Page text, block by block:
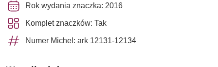
Rok wydania znaczka: 2016
Komplet znaczków: Tak
Numer Michel: ark 12131-12134